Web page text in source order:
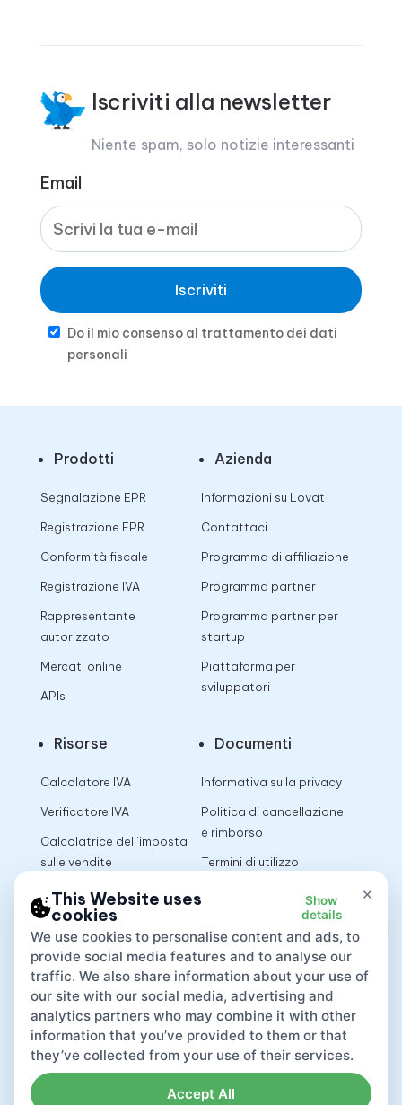
Iscriviti alla newsletter
Niente spam, solo notizie interessanti
Email
Iscriviti
Do il mio consenso al trattamento dei dati
personali
Prodotti
Segnalazione EPR
Registrazione EPR
Conformità fiscale
Registrazione IVA
Rappresentante
autorizzato
Mercati online
APIs
Azienda
Informazioni su Lovat
Contattaci
Programma di affiliazione
Programma partner
Programma partner per
startup
Piattaforma per
sviluppatori
Risorse
Calcolatore IVA
Verificatore IVA
Calcolatrice dell’imposta
sulle vendite
Documenti
Informativa sulla privacy
Politica di cancellazione
e rimborso
Termini di utilizzo
×
This Website uses
cookies
Show
details
We use cookies to personalise content and ads, to
provide social media features and to analyse our
traffic. We also share information about your use of
our site with our social media, advertising and
analytics partners who may combine it with other
information that you’ve provided to them or that
they’ve collected from your use of their services.
Accept All